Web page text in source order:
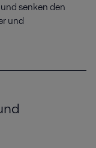
senken den
und